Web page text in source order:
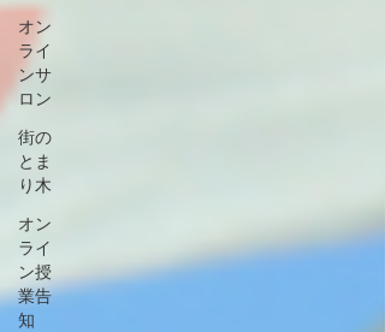
オン
ライ
ンサ
ロン
街の
とま
り木
オン
ライ
ン授
業告
知